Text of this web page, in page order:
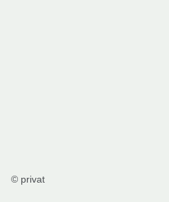
© privat